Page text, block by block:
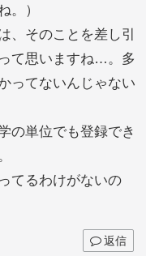
。）
、そのことを差し引
て思いますね…。多
ってないんじゃない
の単位でも登録でき
てるわけがないの
返信